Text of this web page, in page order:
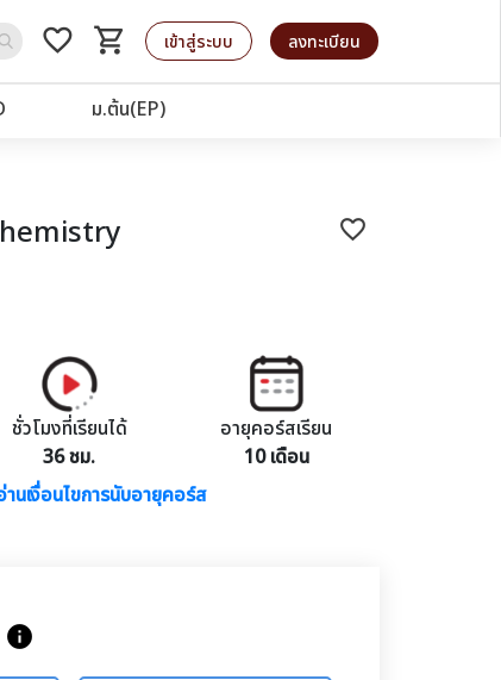
favorite_border shopping_cart
รถเข็น เข้าสู่ระบบ ลงทะเบียน
ม.ต้น(EP)
favorite_border
ชั่วโมงที่เรียนได้
36 ชม.
อายุคอร์สเรียน
10 เดือน
นเงื่อนไขการนับอายุคอร์ส
info